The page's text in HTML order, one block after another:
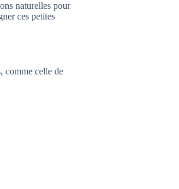
naturelles pour
ces petites
comme celle de